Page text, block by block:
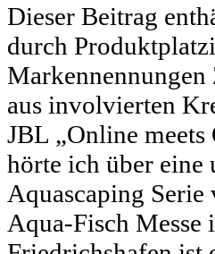
Dieser Beitrag
durch
Markennennungen
aus involvierten
JBL „Online
hörte ich über eine
Aquascaping
Aqua-Fisch Messe